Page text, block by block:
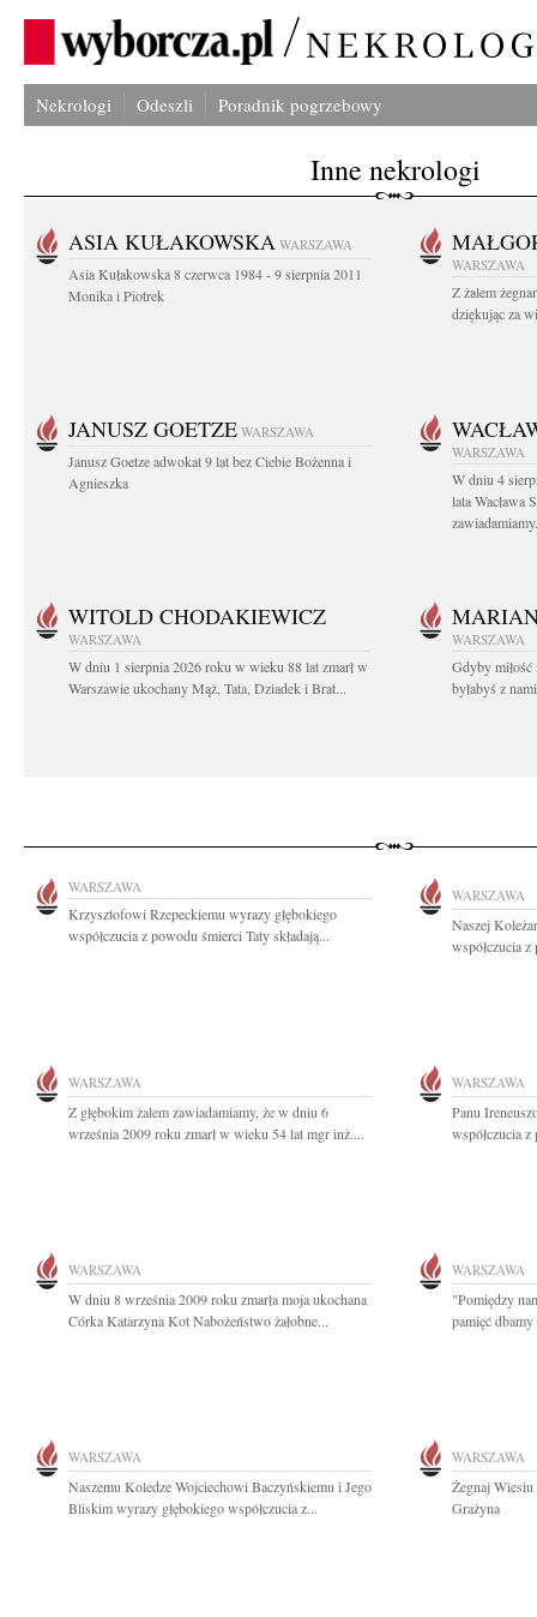
Nekrologi Odeszli Poradnik pogrzebowy
Inne nekrologi
ASIA KUŁAKOWSKA WARSZAWA
Asia Kułakowska 8 czerwca 1984 - 9 sierpnia 2011
Monika i Piotrek
WARSZAWA
Z żalem
dziękując za
JANUSZ GOETZE WARSZAWA
Janusz Goetze adwokat 9 lat bez Ciebie Bożenna i
Agnieszka
WARSZAWA
W dniu 4
lata Wacława
WITOLD CHODAKIEWICZ
WARSZAWA
W dniu 1 sierpnia 2026 roku w wieku 88 lat zmarł w
Warszawie ukochany Mąż, Tata, Dziadek i Brat...
WARSZAWA
Gdyby miłość
byłabyś z
WARSZAWA
Krzysztofowi Rzepeckiemu wyrazy głębokiego
współczucia z powodu śmierci Taty składają...
WARSZAWA
Naszej
współczucia
WARSZAWA
Z głębokim żalem zawiadamiamy, że w dniu 6
września 2009 roku zmarł w wieku 54 lat mgr inż....
WARSZAWA
Panu
współczucia
WARSZAWA
W dniu 8 września 2009 roku zmarła moja ukochana
Córka Katarzyna Kot Nabożeństwo żałobne...
WARSZAWA
"Pomiędzy
pamięć
WARSZAWA
Naszemu Koledze Wojciechowi Baczyńskiemu i Jego
Bliskim wyrazy głębokiego współczucia z...
WARSZAWA
Żegnaj
Grażyna